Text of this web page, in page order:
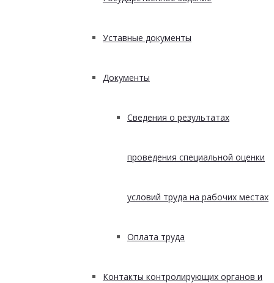
Уставные документы
Документы
Сведения о результатах
проведения специальной оценки
условий труда на рабочих местах
Оплата труда
Контакты контролирующих органов и